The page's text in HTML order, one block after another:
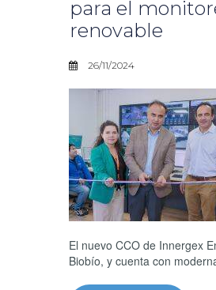
para el
renovable
26/11/2024
El nuevo CCO de Innergex
Biobío, y cuenta con